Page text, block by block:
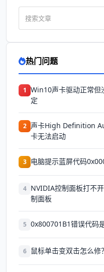
热门问题
1 Win10声卡驱动正常但
定
2 声卡High Definition
卡无法启动
3 电脑提示蓝屏代码
4 NVIDIA控制面板打不
制面板
5 0x800701B1错误代码
6 鼠标单击变双击怎么修